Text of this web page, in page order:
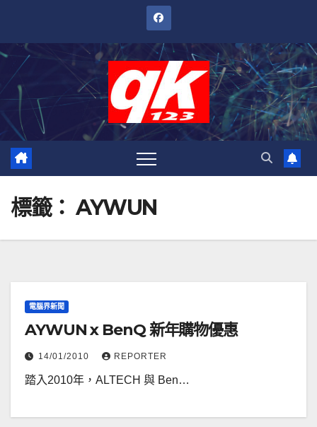
內
標籤： AYWUN
電腦界新聞
AYWUN x BenQ 新年購物優惠
14/01/2010 REPORTER
踏入2010年，ALTECH 與 Ben…